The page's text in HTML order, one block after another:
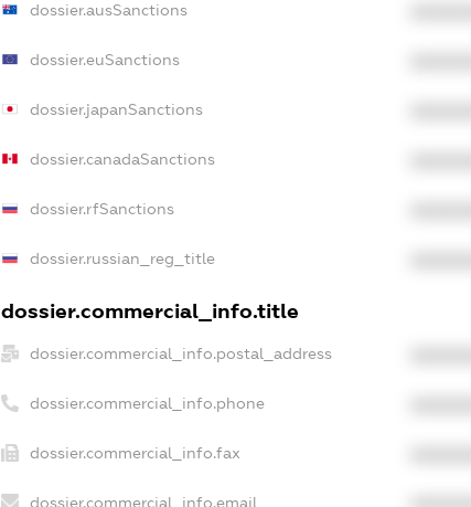
dossier.ausSanctions
dossier.euSanctions
dossier.japanSanctions
dossier.canadaSanctions
dossier.rfSanctions
dossier.russian_reg_title
dossier.commercial_info.title
dossier.commercial_info.postal_address
dossier.commercial_info.phone
dossier.commercial_info.fax
dossier.commercial_info.email